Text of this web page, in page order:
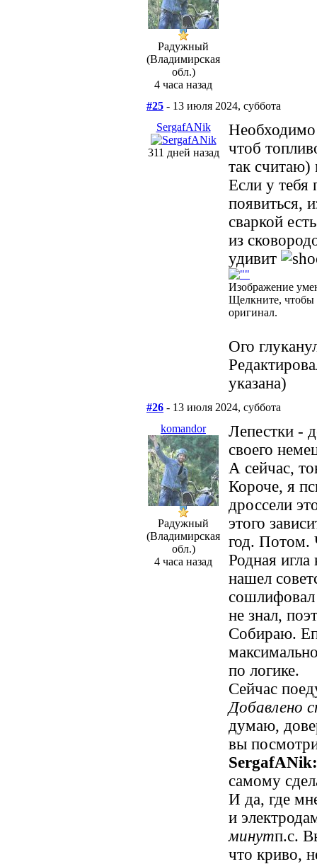
Радужный
(Владимирская
обл.)
4 часа назад
#25 - 13 июля 2024, суббота
SergafANik
311 дней назад
Необходимо
чтоб
так считаю)
Если у тебя
появиться,
сваркой
из
удивит
Изображение
Щелкните, чтобы
оригинал.
Ого
указана)
#26 - 13 июля 2024, суббота
komandor
Радужный
(Владимирская
обл.)
4 часа назад
Лепестки -
своего
А сейчас,
Короче, я
дроссели
этого
год. Потом.
Родная игла
нашел
сошлифовал
не знал,
Собираю.
по логике.
Сейчас
Добавлено
думаю,
вы
SergafANik:
самому
И да, где
и
минутп.с.
что криво,